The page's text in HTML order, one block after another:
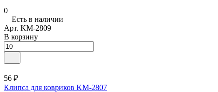
0
Есть в наличии
Арт. KM-2809
В корзину
56 ₽
Клипса для ковриков KM-2807